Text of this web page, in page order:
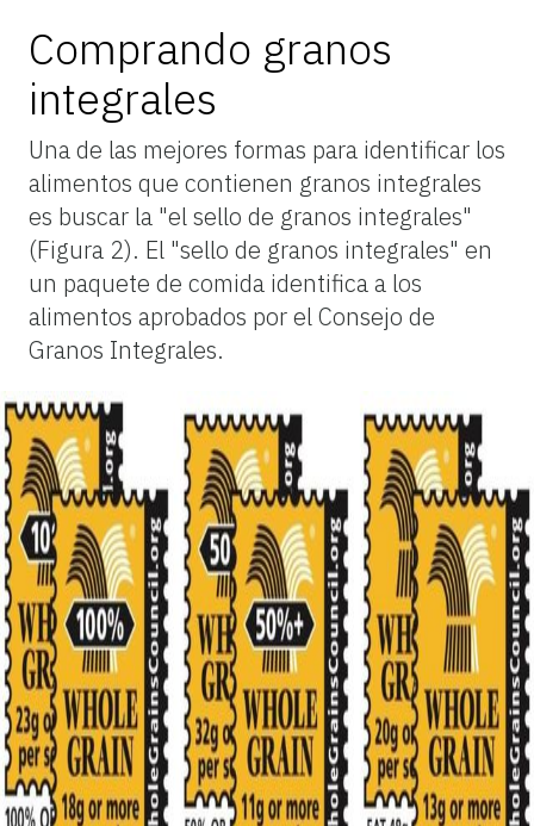
Comprando granos
integrales
Una de las mejores formas para identificar los
alimentos que contienen granos integrales
es buscar la "el sello de granos integrales"
(Figura 2). El "sello de granos integrales" en
un paquete de comida identifica a los
alimentos aprobados por el Consejo de
Granos Integrales.